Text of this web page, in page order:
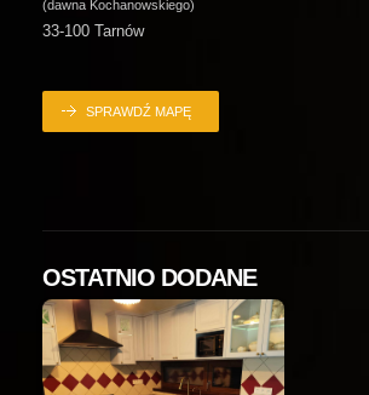
(dawna Kochanowskiego)
33-100 Tarnów
SPRAWDŹ MAPĘ
OSTATNIO DODANE